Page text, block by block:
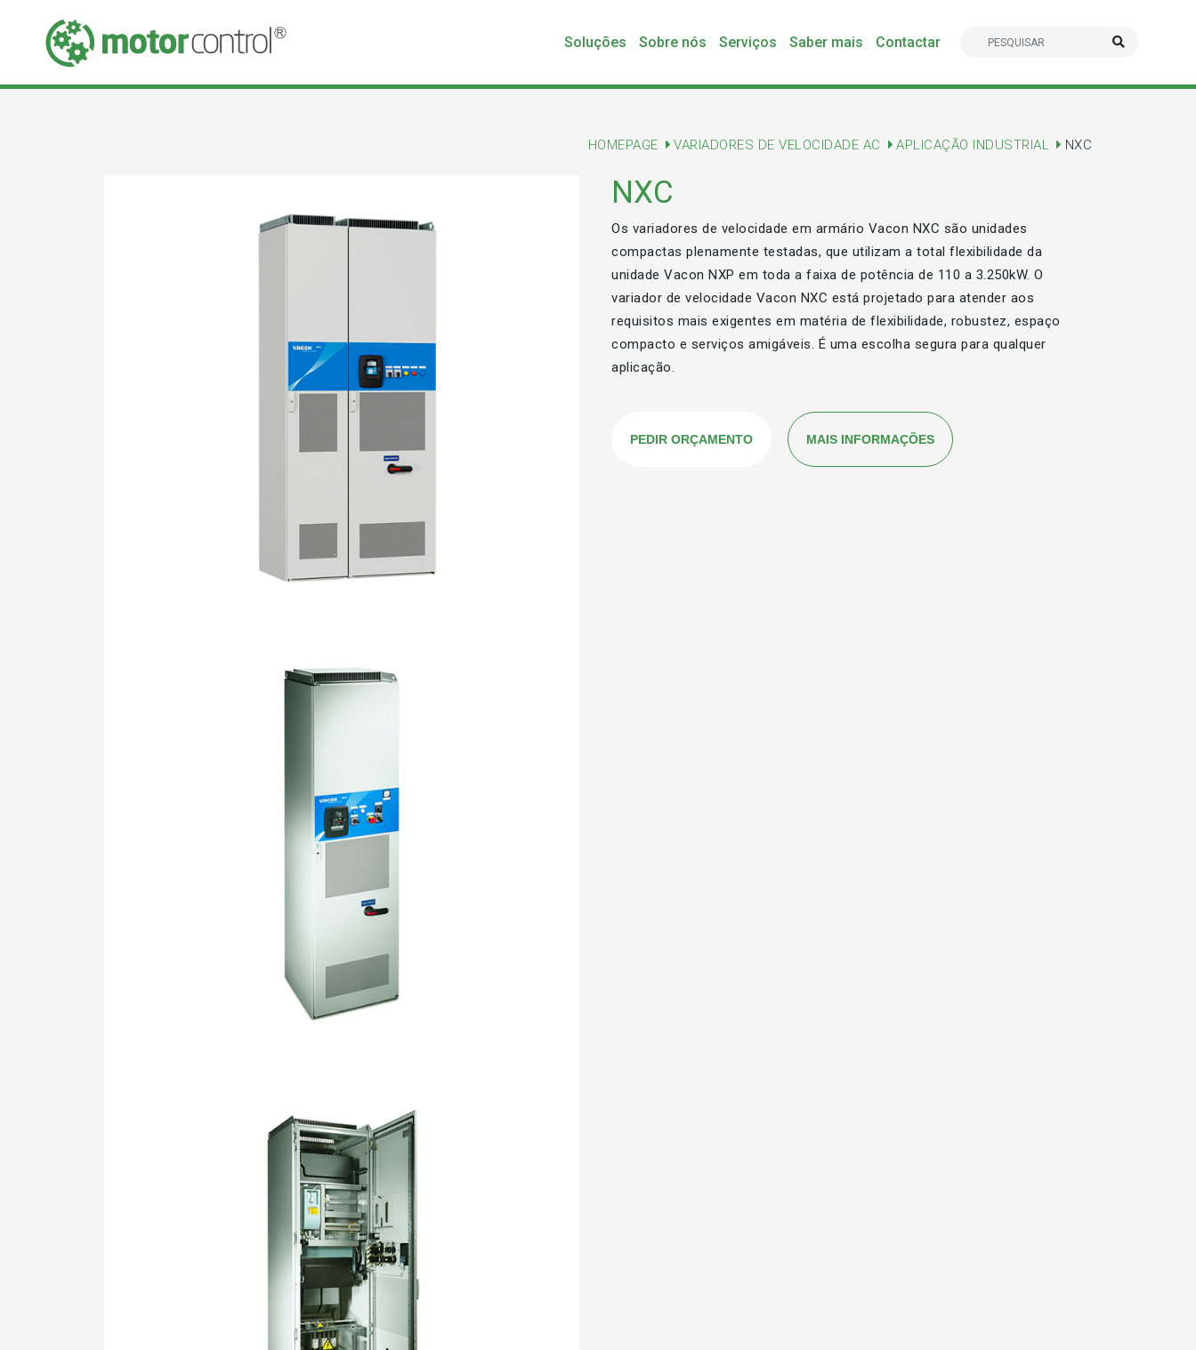
Soluções Sobre nós Serviços Saber mais Contactar
HOMEPAGE VARIADORES DE VELOCIDADE AC APLICAÇÃO INDUSTRIAL NXC
NXC
Os variadores de velocidade em armário Vacon NXC são unidades
compactas plenamente testadas, que utilizam a total flexibilidade da
unidade Vacon NXP em toda a faixa de potência de 110 a 3.250kW. O
variador de velocidade Vacon NXC está projetado para atender aos
requisitos mais exigentes em matéria de flexibilidade, robustez, espaço
compacto e serviços amigáveis. É uma escolha segura para qualquer
aplicação.
PEDIR ORÇAMENTO MAIS INFORMAÇÕES